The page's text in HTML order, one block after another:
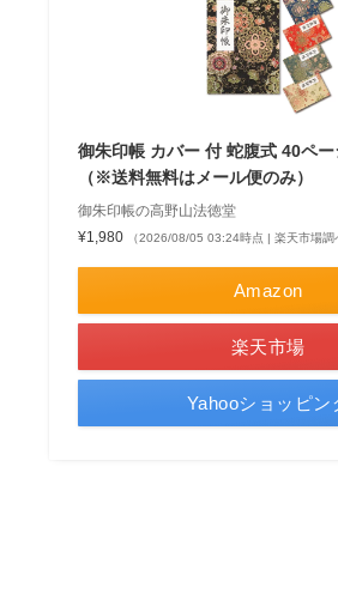
御朱印帳 カバー 付 蛇腹式 40ペ
（※送料無料はメール便のみ）
御朱印帳の高野山法徳堂
¥1,980
（2026/08/05 03:24時点 | 楽天市場調
Amazon
楽天市場
Yahooショッピン